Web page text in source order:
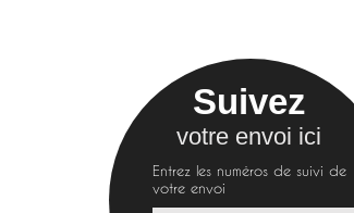
Suivez
votre envoi ici
Entrez les numéros de suivi de
votre envoi